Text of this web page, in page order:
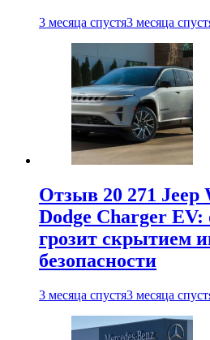
3 месяца спустя3 месяца
Отзыв 20 271 Jeep
Dodge Charger
грозит скрытием
безопасности
3 месяца спустя3 месяца